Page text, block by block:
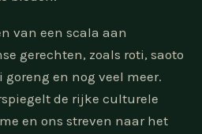
van een scala aan
gerechten, zoals roti, saoto
en nog veel meer.
de rijke culturele
en ons streven naar het